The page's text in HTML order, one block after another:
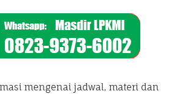
mengenai jadwal, materi dan